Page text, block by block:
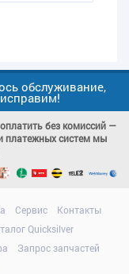
обслуживание,
без комиссий —
платежных систем мы
Сервис
Контакты
Quicksilver
Запрос запчастей